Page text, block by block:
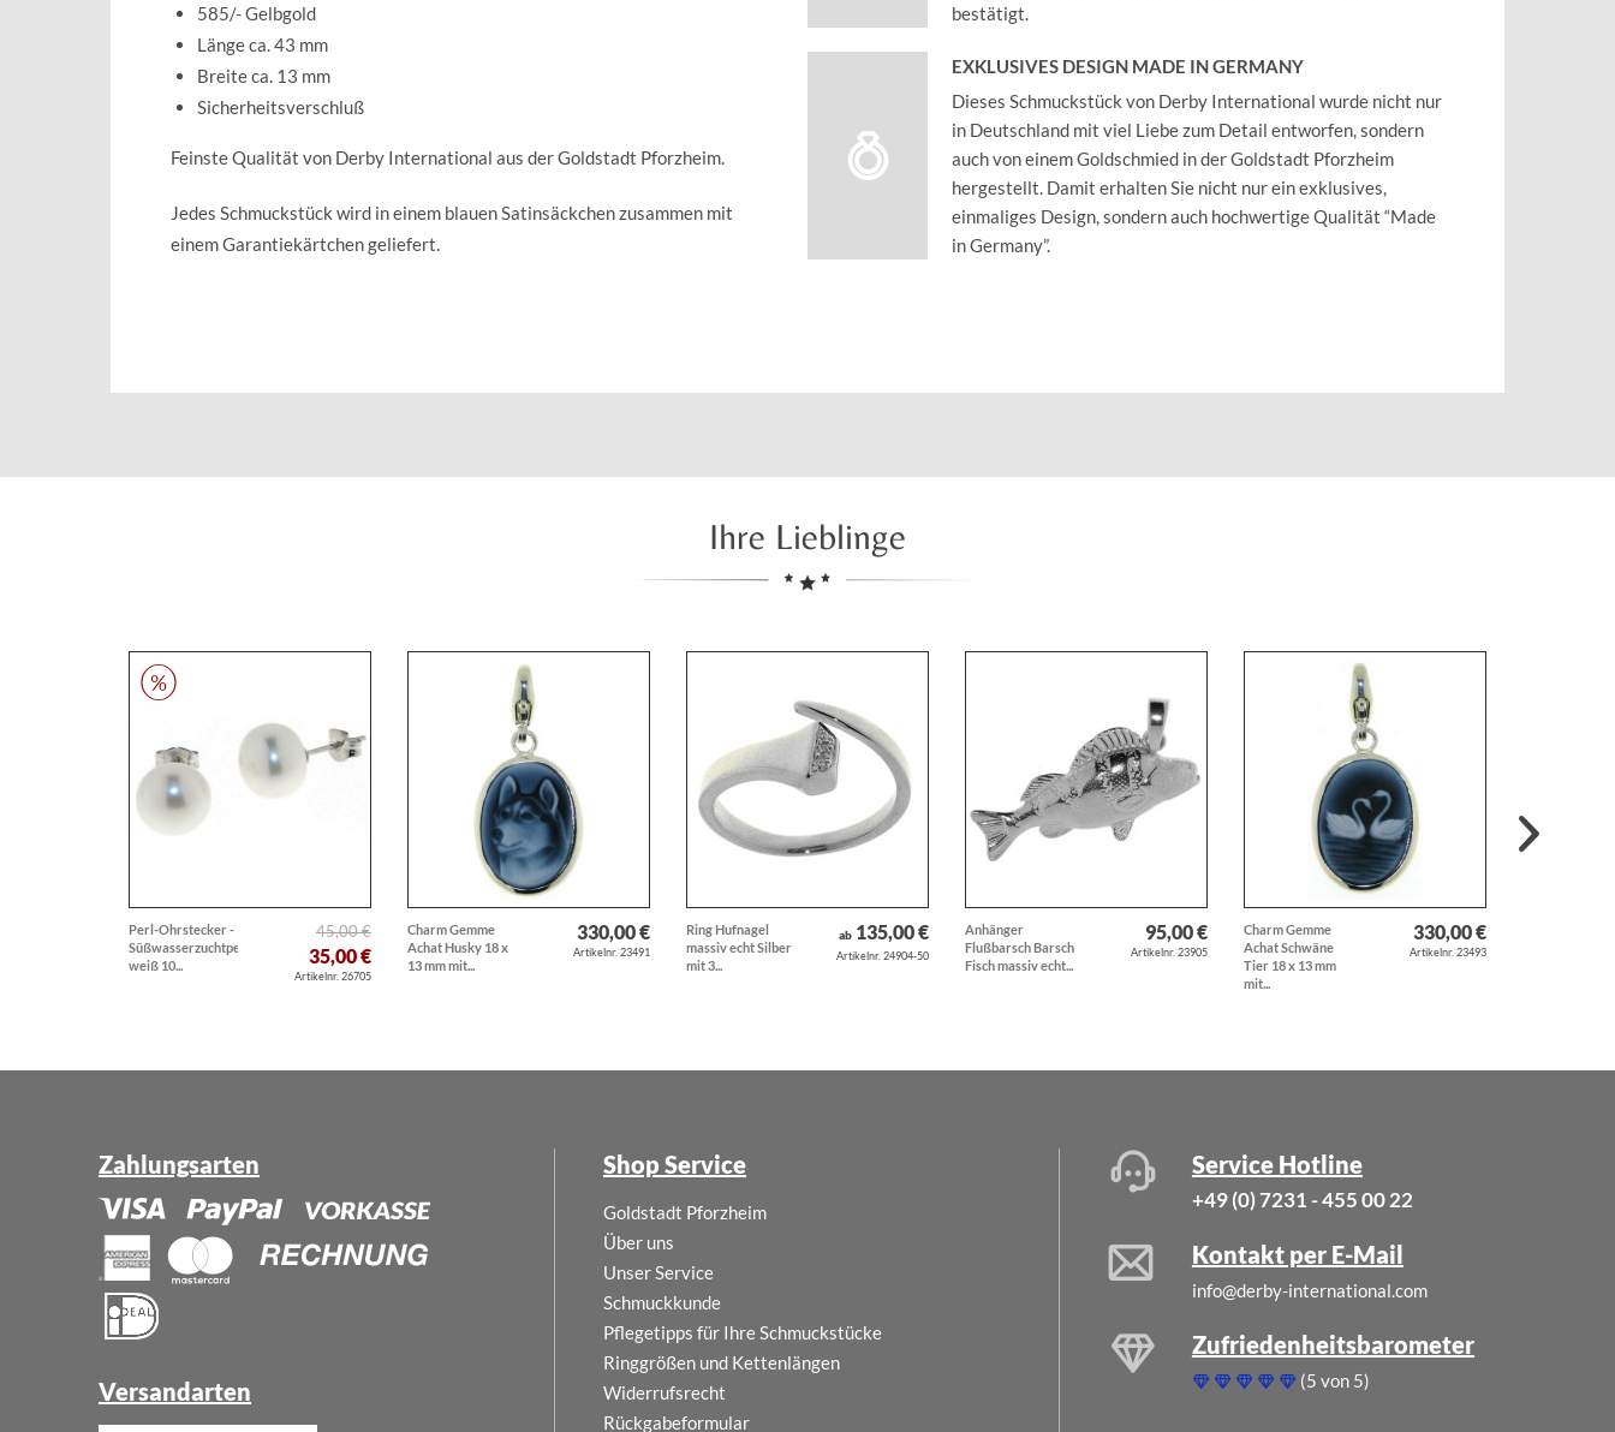
585/- Gelbgold
Länge ca. 43 mm
Breite ca. 13 mm
Sicherheitsverschluß
Feinste Qualität von Derby International aus der Goldstadt Pforzheim.
Jedes Schmuckstück wird in einem blauen Satinsäckchen zusammen mit
einem Garantiekärtchen geliefert.
bestätigt.
EXKLUSIVES DESIGN MADE IN GERMANY
Dieses Schmuckstück von Derby International wurde nicht nur
in Deutschland mit viel Liebe zum Detail entworfen, sondern
auch von einem Goldschmied in der Goldstadt Pforzheim
hergestellt. Damit erhalten Sie nicht nur ein exklusives,
einmaliges Design, sondern auch hochwertige Qualität “Made
in Germany”.
Ihre Lieblinge
Perl-Ohrstecker -
Süßwasserzuchtperlen
weiß 10...
45,00 €
35,00 €
Artikelnr. 26705
Charm Gemme
Achat Husky 18 x
13 mm mit...
330,00 €
Artikelnr. 23491
Ring Hufnagel
massiv echt Silber
mit 3...
ab 135,00 €
Artikelnr. 24904-50
Anhänger
Flußbarsch Barsch
Fisch massiv echt...
95,00 €
Artikelnr. 23905
Charm Gemme
Achat Schwäne
Tier 18 x 13 mm
mit...
330,00 €
Artikelnr. 23493
Zahlungsarten
Versandarten
Shop Service
Goldstadt Pforzheim
Über uns
Unser Service
Schmuckkunde
Pflegetipps für Ihre Schmuckstücke
Ringgrößen und Kettenlängen
Widerrufsrecht
Rückgabeformular
Service Hotline
+49 (0) 7231 - 455 00 22
Kontakt per E-Mail
info@derby-international.com
Zufriedenheitsbarometer
(5 von 5)